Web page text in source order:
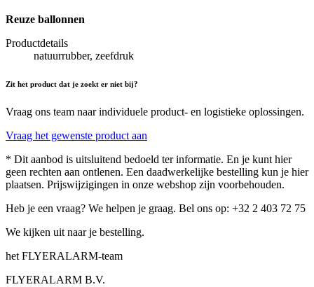
Reuze ballonnen
Productdetails
natuurrubber, zeefdruk
Zit het product dat je zoekt er niet bij?
Vraag ons team naar individuele product- en logistieke oplossingen.
Vraag het gewenste product aan
* Dit aanbod is uitsluitend bedoeld ter informatie. En je kunt hier
geen rechten aan ontlenen. Een daadwerkelijke bestelling kun je hier
plaatsen. Prijswijzigingen in onze webshop zijn voorbehouden.
Heb je een vraag? We helpen je graag. Bel ons op: +32 2 403 72 75
We kijken uit naar je bestelling.
het FLYERALARM-team
FLYERALARM B.V.